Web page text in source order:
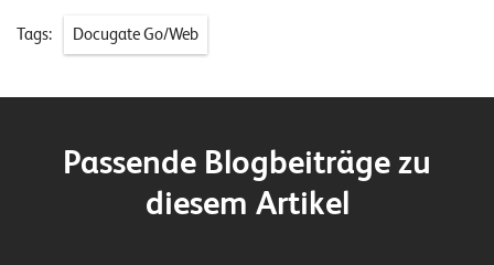
Tags: Docugate Go/Web
Passende Blogbeiträge zu
diesem Artikel